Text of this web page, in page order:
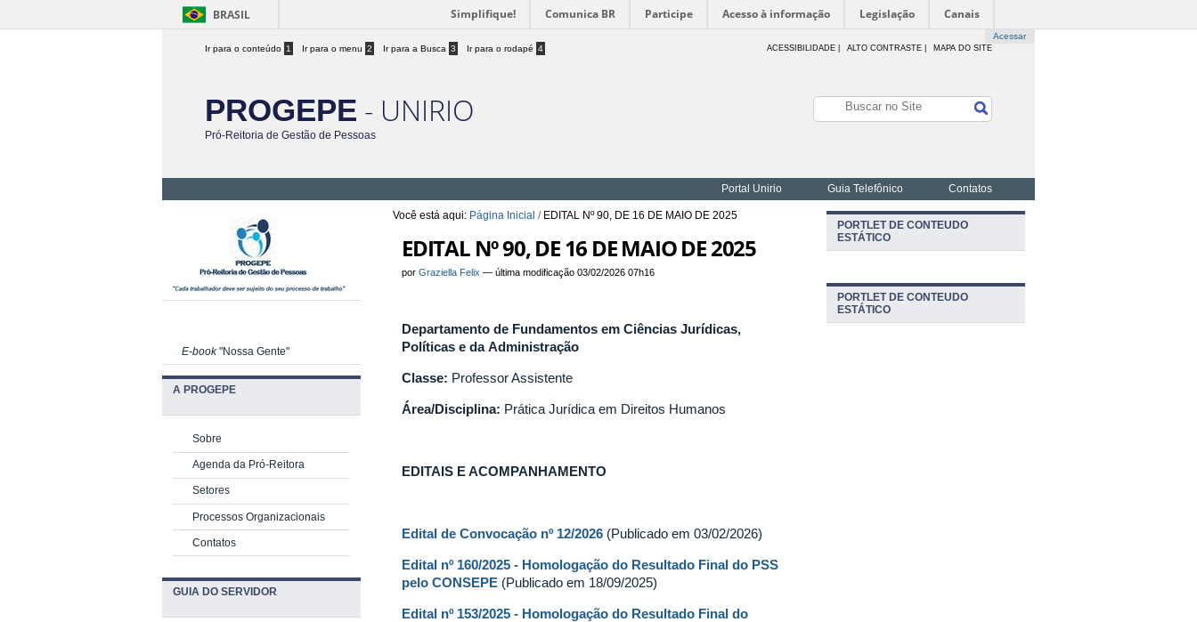
BRASIL Simplifique! Comunica BR Participe Acesso à informação Legislação Canais
Acessar
Ir para o conteúdo 1 Ir para o menu 2 Ir para a Busca 3 Ir para o rodapé 4 ACESSIBILIDADE ALTO CONTRASTE | MAPA DO SITE
PROGEPE - UNIRIO
Pró-Reitoria de Gestão de Pessoas
Portal Unirio Guia Telefônico Contatos
Você está aqui: Página Inicial / EDITAL Nº 90, DE 16 DE MAIO DE 2025
EDITAL Nº 90, DE 16 DE MAIO DE 2025
porGraziella Felix —última modificação 03/02/2026 07h16
Departamento de Fundamentos em Ciências Jurídicas,
Políticas e da Administração
Classe: Professor Assistente
Área/Disciplina: Prática Jurídica em Direitos Humanos
EDITAIS E ACOMPANHAMENTO
Edital de Convocação nº 12/2026 (Publicado em 03/02/2026)
Edital nº 160/2025 - Homologação do Resultado Final do PSS
pelo CONSEPE (Publicado em 18/09/2025)
Edital nº 153/2025 - Homologação do Resultado Final do
E-book"Nossa Gente"
A PROGEPE
Sobre
Agenda da Pró-Reitora
Setores
Processos Organizacionais
Contatos
GUIA DO SERVIDOR
PORTLET DE CONTEUDO
ESTÁTICO
PORTLET DE CONTEUDO
ESTÁTICO